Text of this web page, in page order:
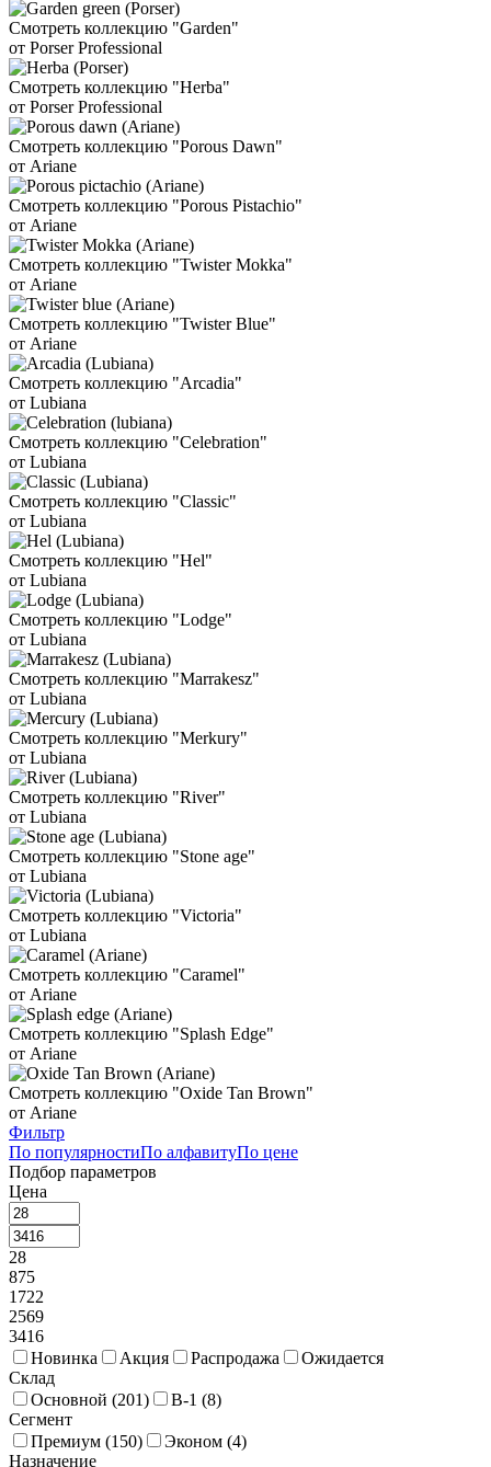
Смотреть коллекцию "Garden"
от Porser Professional
Смотреть коллекцию "Herba"
от Porser Professional
Смотреть коллекцию "Porous Dawn"
от Ariane
Смотреть коллекцию "Porous Pistachio"
от Ariane
Смотреть коллекцию "Twister Mokka"
от Ariane
Смотреть коллекцию "Twister Blue"
от Ariane
Смотреть коллекцию "Arcadia"
от Lubiana
Смотреть коллекцию "Celebration"
от Lubiana
Смотреть коллекцию "Classic"
от Lubiana
Смотреть коллекцию "Hel"
от Lubiana
Смотреть коллекцию "Lodge"
от Lubiana
Смотреть коллекцию "Marrakesz"
от Lubiana
Смотреть коллекцию "Merkury"
от Lubiana
Смотреть коллекцию "River"
от Lubiana
Смотреть коллекцию "Stone age"
от Lubiana
Смотреть коллекцию "Victoria"
от Lubiana
Смотреть коллекцию "Caramel"
от Ariane
Смотреть коллекцию "Splash Edge"
от Ariane
Смотреть коллекцию "Oxide Tan Brown"
от Ariane
Фильтр
По популярностиПо алфавитуПо цене
Подбор параметров
Цена
28
875
1722
2569
3416
Новинка
Акция Распродажа
Ожидается
Склад
Основной (201) В-1 (8)
Сегмент
Премиум (150) Эконом (4)
Назначение